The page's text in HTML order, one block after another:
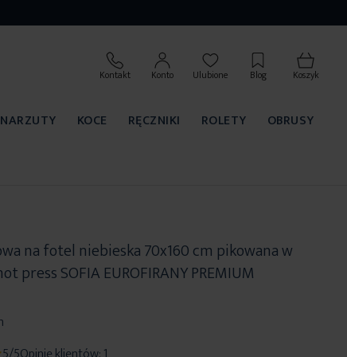
Kontakt Konto Ulubione Blog Koszyk
NARZUTY KOCE RĘCZNIKI ROLETY
OBRUSY
na fotel niebieska 70x160 cm pikowana w
press SOFIA EUROFIRANY PREMIUM